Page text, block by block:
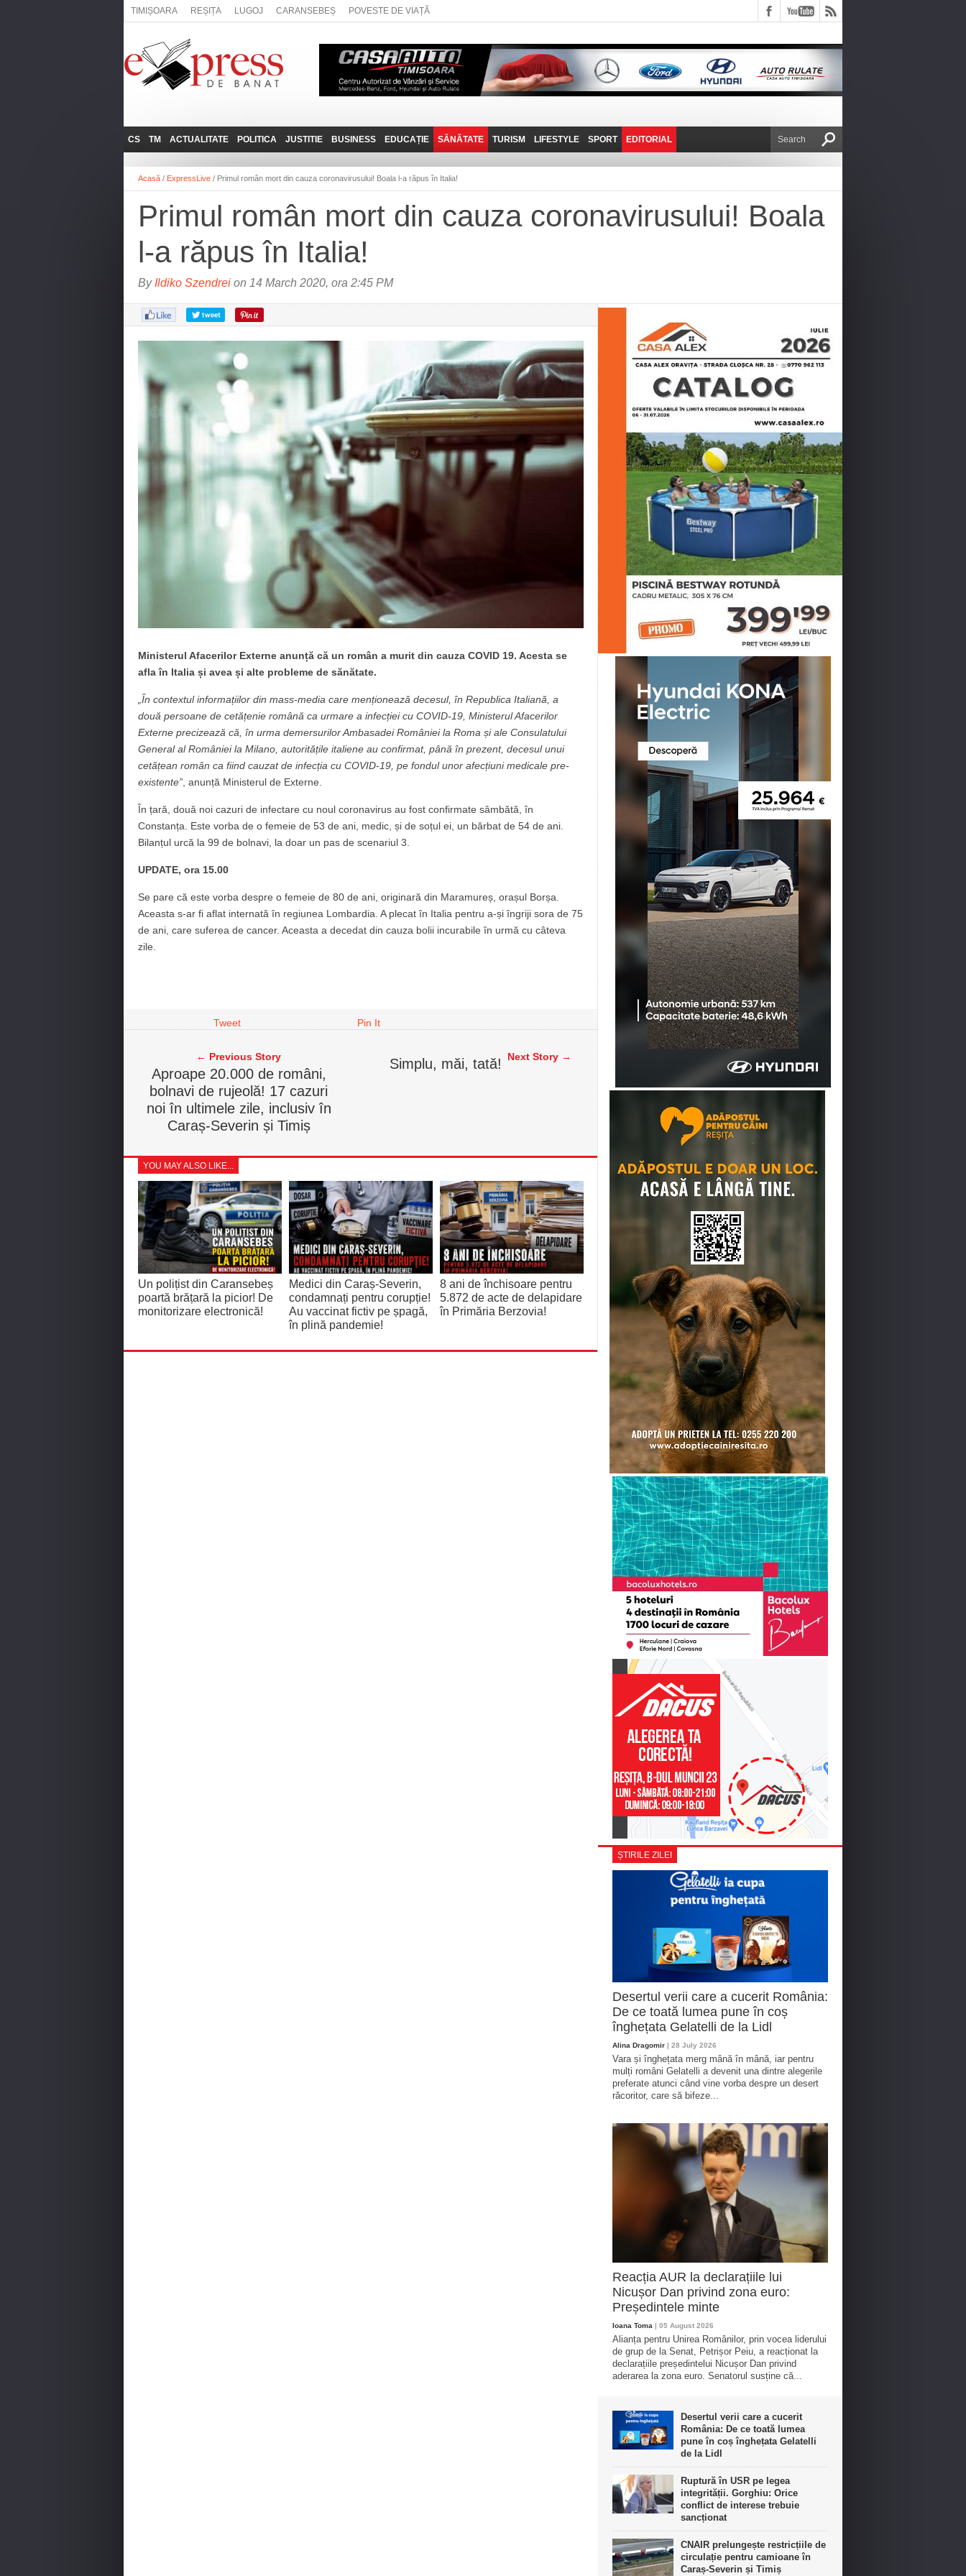
TIMIȘOARA REȘIȚA LUGOJ CARANSEBEȘ POVESTE DE VIAȚĂ
CS
REȘIȚA
CARANSEBEȘ
ANINA
BOCŞA
ORAVIȚA
OȚELU ROŞU
TM
LUGOJ
TIMIȘOARA
ACTUALITATE
ADMINISTRATIE
NAȚIONAL
SOCIAL
POLITICA
EXPRESSLIVE
INTERVIURILE
JUSTITIE BUSINESS
JOB-URI
TEHNIT
EDUCAȚIE SĂNĂTATE TURISM
PRIN MUNȚII
FANTASTICUL BANAT
LIFESTYLE
POVESTE DE VIAȚĂ
SPORT EDITORIAL
DE VICTOR NAFIRU
Acasă / ExpressLive / Primul român mort din cauza coronavirusului! Boala l-a răpus în Italia!
Primul român mort din cauza coronavirusului! Boala
l-a răpus în Italia!
By Ildiko Szendrei on 14 March 2020, ora 2:45 PM
Ministerul Afacerilor Externe anunță că un român a murit din cauza COVID 19. Acesta se
afla în Italia și avea și alte probleme de sănătate.
„În contextul informațiilor din mass-media care menționează decesul, în Republica Italiană, a
două persoane de cetățenie română ca urmare a infecției cu COVID-19, Ministerul Afacerilor
Externe precizează că, în urma demersurilor Ambasadei României la Roma și ale Consulatului
General al României la Milano, autoritățile italiene au confirmat, până în prezent, decesul unui
cetățean român ca fiind cauzat de infecția cu COVID-19, pe fondul unor afecțiuni medicale pre-
existente” , anunță Ministerul de Externe.
În țară, două noi cazuri de infectare cu noul coronavirus au fost confirmate sâmbătă, în
Constanța. Este vorba de o femeie de 53 de ani, medic, și de soțul ei, un bărbat de 54 de ani.
Bilanțul urcă la 99 de bolnavi, la doar un pas de scenariul 3.
UPDATE, ora 15.00
Se pare că este vorba despre o femeie de 80 de ani, originară din Maramureș, orașul Borșa.
Aceasta s-ar fi aflat internată în regiunea Lombardia. A plecat în Italia pentru a-și îngriji sora de 75
de ani, care suferea de cancer. Aceasta a decedat din cauza bolii incurabile în urmă cu câteva
zile.
Tweet Pin It
← Previous Story
Aproape 20.000 de români,
bolnavi de rujeolă! 17 cazuri
noi în ultimele zile, inclusiv în
Caraș-Severin și Timiș
Next Story →
Simplu, măi, tată!
YOU MAY ALSO LIKE...
Un polițist din Caransebeș
poartă brățară la picior! De
monitorizare electronică!
Medici din Caraș-Severin,
condamnați pentru corupție!
Au vaccinat fictiv pe șpagă,
în plină pandemie!
8 ani de închisoare pentru
5.872 de acte de delapidare
în Primăria Berzovia!
ȘTIRILE ZILEI
Desertul verii care a cucerit România:
De ce toată lumea pune în coș
înghețata Gelatelli de la Lidl
Alina Dragomir | 28 July 2026
Vara și înghețata merg mână în mână, iar pentru
mulți români Gelatelli a devenit una dintre alegerile
preferate atunci când vine vorba despre un desert
răcoritor, care să bifeze...
Reacția AUR la declarațiile lui
Nicușor Dan privind zona euro:
Președintele minte
Ioana Toma | 05 August 2026
Alianța pentru Unirea Românilor, prin vocea liderului
de grup de la Senat, Petrișor Peiu, a reacționat la
declarațiile președintelui Nicușor Dan privind
aderarea la zona euro. Senatorul susține că...
Desertul verii care a cucerit
România: De ce toată lumea
pune în coș înghețata Gelatelli
de la Lidl
Ruptură în USR pe legea
integrității. Gorghiu: Orice
conflict de interese trebuie
sancționat
CNAIR prelungește restricțiile de
circulație pentru camioane în
Caraș-Severin și Timiș